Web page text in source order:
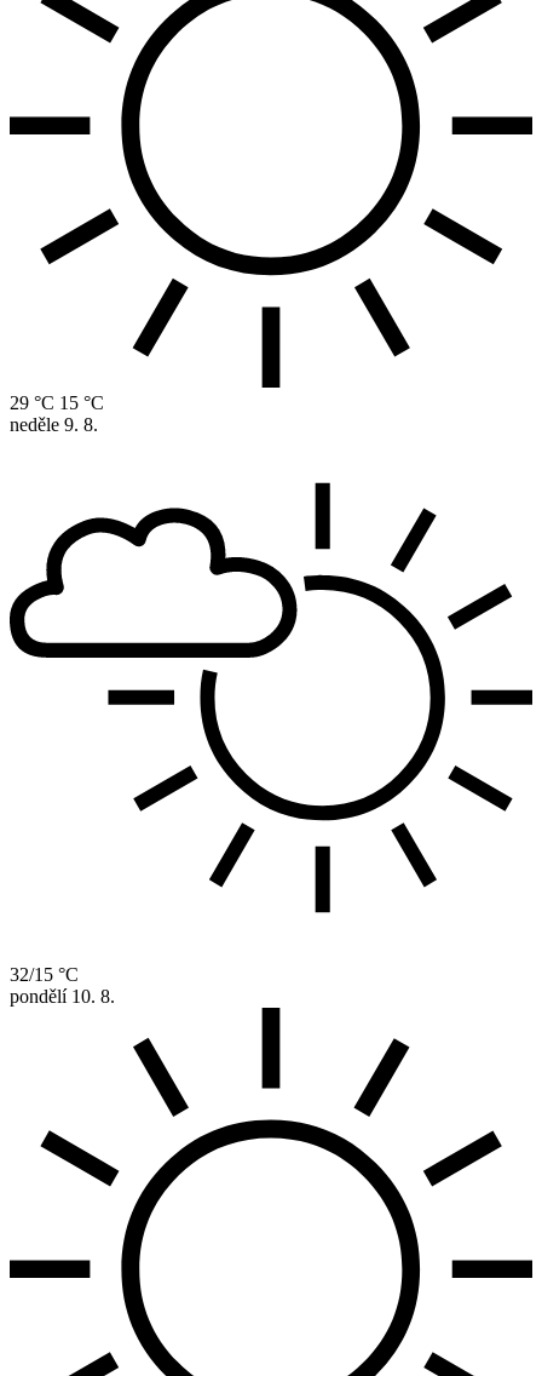
29 °C 15 °C
neděle 9. 8.
32/15 °C
pondělí 10. 8.